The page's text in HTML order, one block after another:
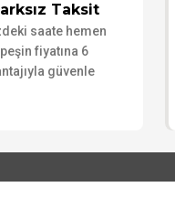
Taksit
saate hemen
fiyatına 6
güvenle